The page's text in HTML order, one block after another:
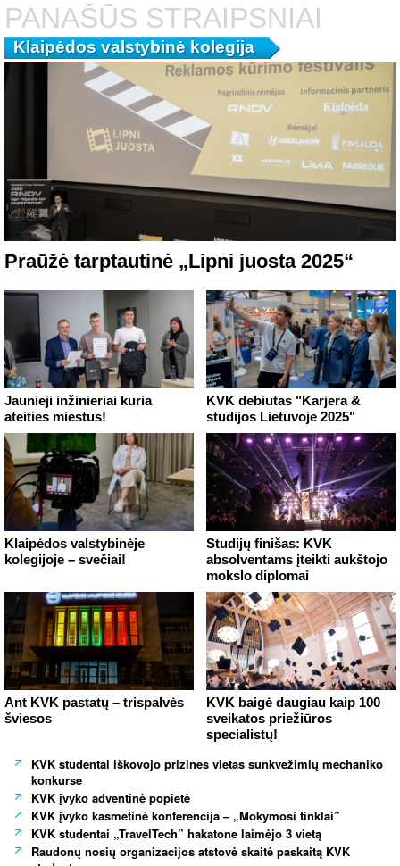
PANAŠŪS STRAIPSNIAI
Klaipėdos valstybinė kolegija
Praūžė tarptautinė „Lipni juosta 2025“
Jaunieji inžinieriai kuria
ateities miestus!
KVK debiutas "Karjera &
studijos Lietuvoje 2025"
Klaipėdos valstybinėje
kolegijoje – svečiai!
Studijų finišas: KVK
absolventams įteikti aukštojo
mokslo diplomai
Ant KVK pastatų – trispalvės
šviesos
KVK baigė daugiau kaip 100
sveikatos priežiūros
specialistų!
KVK studentai iškovojo prizines vietas sunkvežimių mechaniko
konkurse
KVK įvyko adventinė popietė
KVK įvyko kasmetinė konferencija – „Mokymosi tinklai”
KVK studentai „TravelTech” hakatone laimėjo 3 vietą
Raudonų nosių organizacijos atstovė skaitė paskaitą KVK